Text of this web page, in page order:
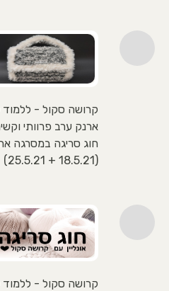
קרושה סקול - ללמוד
ארנק ערב פרוותי
(18.5.21 + 25.5.21)
קרושה סקול - ללמוד